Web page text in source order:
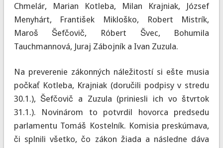
Chmelár, Marian Kotleba, Milan Krajniak, József
Menyhárt, František Mikloško, Robert Mistrík,
Maroš Šefčovič, Róbert Švec, Bohumila
Tauchmannová, Juraj Zábojník a Ivan Zuzula.
Na preverenie zákonných náležitostí si ešte musia
počkať Kotleba, Krajniak (doručili podpisy v stredu
30.1.), Šefčovič a Zuzula (priniesli ich vo štvrtok
31.1.). Novinárom to potvrdil hovorca predsedu
parlamentu Tomáš Kostelník. Komisia preskúmava,
či splnili všetko, čo zákon žiada a následne dáva